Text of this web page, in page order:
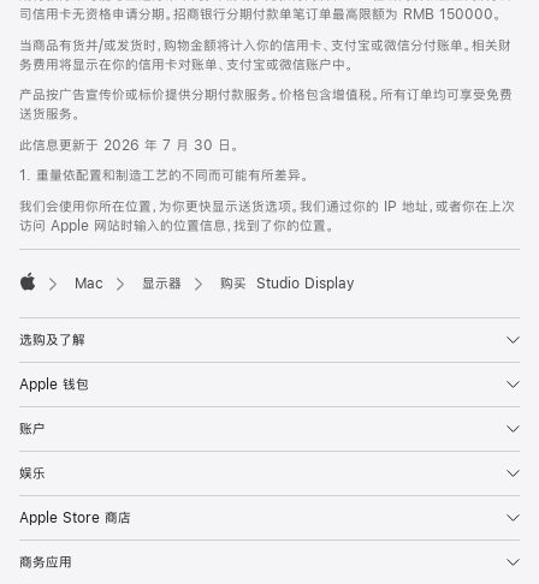
司信用卡无资格申请分期。招商银行分期付款单笔订单最高限额为 RMB 150000。
当商品有货并/或发货时，购物金额将计入你的信用卡、支付宝或微信分付账单。相关财
务费用将显示在你的信用卡对账单、支付宝或微信账户中。
产品按广告宣传价或标价提供分期付款服务。价格包含增值税。所有订单均可享受免费
送货服务。
此信息更新于 2026 年 7 月 30 日。
1. 重量依配置和制造工艺的不同而可能有所差异。
我们会使用你所在位置，为你更快显示送货选项。我们通过你的 IP 地址，或者你在上次
访问 Apple 网站时输入的位置信息，找到了你的位置。
Mac 显示器 购买 Studio Display
选购及了解
Apple 钱包
账户
娱乐
Apple Store 商店
商务应用